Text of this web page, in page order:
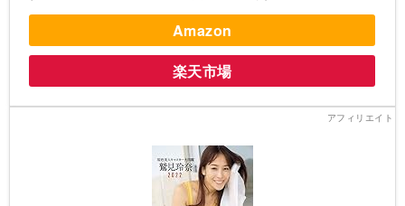
Amazon
楽天市場